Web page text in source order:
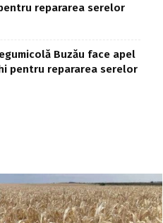
repararea serelor
Buzău face apel
pentru repararea serelor